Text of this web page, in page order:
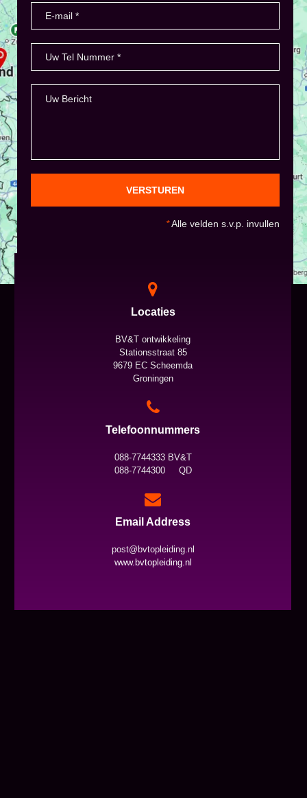
VERSTUREN
*Alle velden s.v.p. invullen
Locaties
BV&T ontwikkeling
Stationsstraat 85
9679 EC Scheemda
Groningen
Telefoonnummers
088-7744333 BV&T
088-7744300 QD
Email Address
post@bvtopleiding.nl
www.bvtopleiding.nl